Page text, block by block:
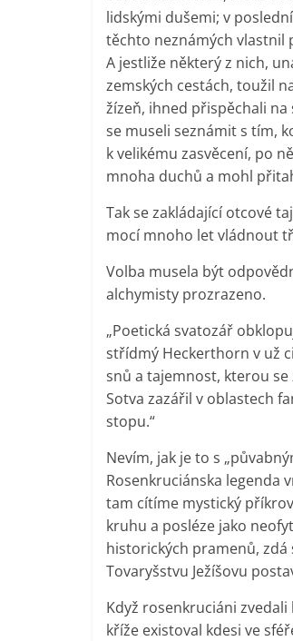
lidskými dušemi; v
těchto neznámých vlastnil
A jestliže některý z nich,
zemských cestách, toužil
žízeň, ihned přispěchali
se museli seznámit s tím,
k velikému zasvěcení, po
mnoha duchů a mohl
Tak se zakládající otcové
mocí mnoho let vládnout
Volba musela být
alchymisty prozrazeno.
„Poetická svatozář
střídmý Heckerthorn v už
snů a tajemnost, kterou
Sotva zazářil v oblastech
stopu.“
Nevím, jak je to s
Rosenkruciánska legenda
tam cítíme mystický
kruhu a posléze jako
historických pramenů,
Tovaryšstvu Ježíšovu
Když rosenkruciáni
kříže existoval kdesi ve